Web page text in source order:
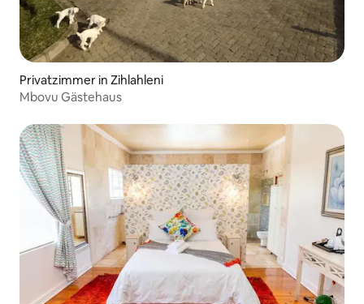
Privatzimmer in Zihlahleni
Mbovu Gästehaus